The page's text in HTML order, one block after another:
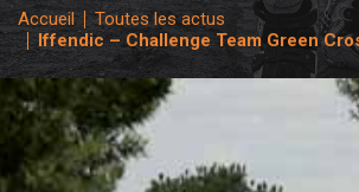
PARTENAIRES
accéder à la billetterie
Accueil
Toutes les actus
Iffendic – Challenge Team Green